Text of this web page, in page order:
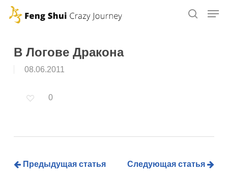
Skip
contentВ Логове Дракона
08.06.2011
0
Предыдущая статья Следующая статья